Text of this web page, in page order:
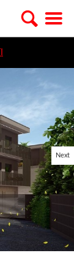
Next